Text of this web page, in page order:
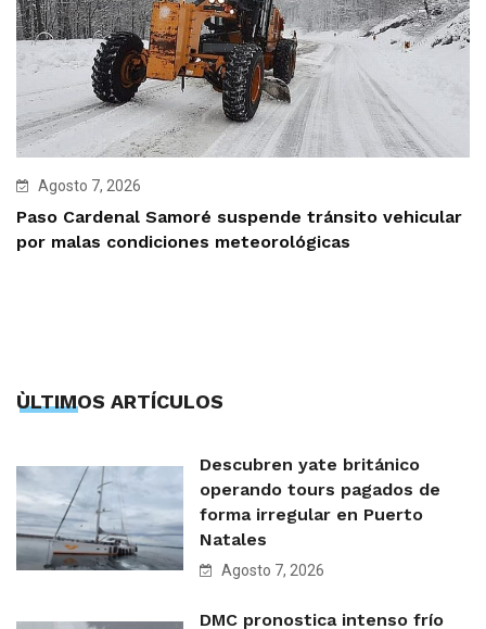
Agosto 7, 2026
Paso Cardenal Samoré suspende tránsito vehicular
por malas condiciones meteorológicas
ÙLTIMOS ARTÍCULOS
Descubren yate británico
operando tours pagados de
forma irregular en Puerto
Natales
Agosto 7, 2026
DMC pronostica intenso frío